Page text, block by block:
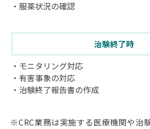
・服薬状況の確認
治験終了時
・モニタリング対応
・有害事象の対応
・治験終了報告書の作成
※CRC業務は実施する医療機関や治